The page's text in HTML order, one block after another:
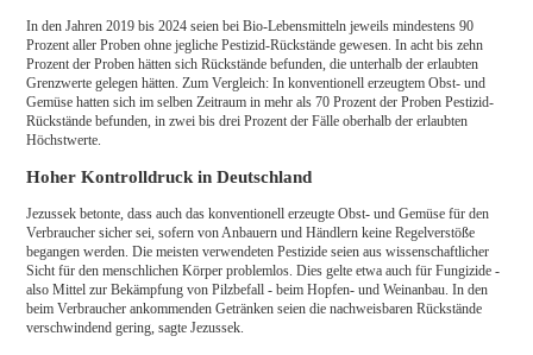
In den Jahren 2019 bis 2024 seien bei Bio-Lebensmitteln jeweils mindestens 90
Prozent aller Proben ohne jegliche Pestizid-Rückstände gewesen. In acht bis zehn
Prozent der Proben hätten sich Rückstände befunden, die unterhalb der erlaubten
Grenzwerte gelegen hätten. Zum Vergleich: In konventionell erzeugtem Obst- und
Gemüse hatten sich im selben Zeitraum in mehr als 70 Prozent der Proben Pestizid-
Rückstände befunden, in zwei bis drei Prozent der Fälle oberhalb der erlaubten
Höchstwerte.
Hoher Kontrolldruck in Deutschland
Jezussek betonte, dass auch das konventionell erzeugte Obst- und Gemüse für den
Verbraucher sicher sei, sofern von Anbauern und Händlern keine Regelverstöße
begangen werden. Die meisten verwendeten Pestizide seien aus wissenschaftlicher
Sicht für den menschlichen Körper problemlos. Dies gelte etwa auch für Fungizide -
also Mittel zur Bekämpfung von Pilzbefall - beim Hopfen- und Weinanbau. In den
beim Verbraucher ankommenden Getränken seien die nachweisbaren Rückstände
verschwindend gering, sagte Jezussek.